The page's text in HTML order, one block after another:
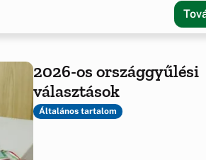
2026-os országgyűlési
választások
Általános tartalom